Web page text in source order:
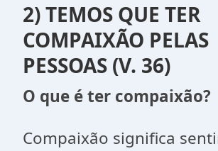
2) TEMOS QUE TER
COMPAIXÃO PELAS
PESSOAS (V. 36)
O que é ter compaixão?
Compaixão significa